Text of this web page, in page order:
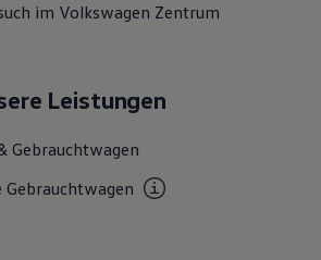
R
Kundenbetreuung
im Volkswagen Zentrum
Leistungen
Gebrauchtwagen
Gebrauchtwagen